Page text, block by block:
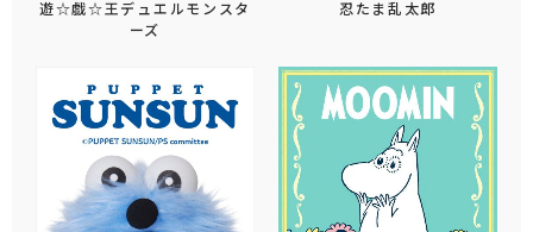
遊☆戯☆王デュエルモンスタ
ーズ
忍たま乱太郎